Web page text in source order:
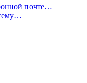
почте…